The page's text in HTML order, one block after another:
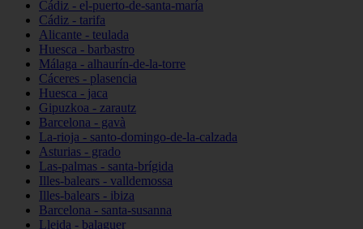
Cádiz - el-puerto-de-santa-maría
Cádiz - tarifa
Alicante - teulada
Huesca - barbastro
Málaga - alhaurín-de-la-torre
Cáceres - plasencia
Huesca - jaca
Gipuzkoa - zarautz
Barcelona - gavà
La-rioja - santo-domingo-de-la-calzada
Asturias - grado
Las-palmas - santa-brígida
Illes-balears - valldemossa
Illes-balears - ibiza
Barcelona - santa-susanna
Lleida - balaguer